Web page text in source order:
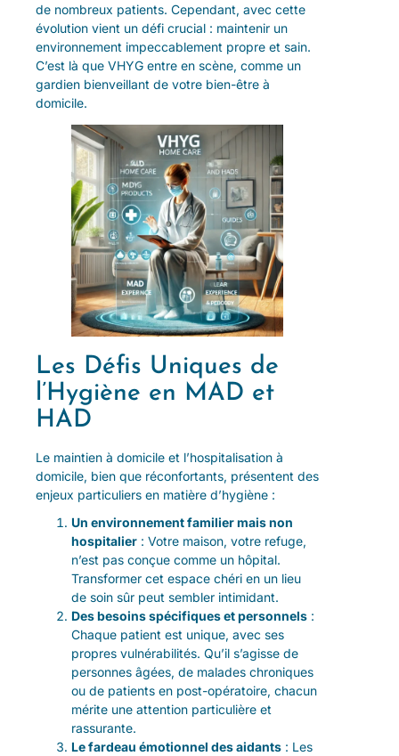
de nombreux patients. Cependant, avec cette
évolution vient un défi crucial : maintenir un
environnement impeccablement propre et sain.
C’est là que VHYG entre en scène, comme un
gardien bienveillant de votre bien-être à
domicile.
Les Défis Uniques de
l’Hygiène en MAD et
HAD
Le maintien à domicile et l’hospitalisation à
domicile, bien que réconfortants, présentent des
enjeux particuliers en matière d’hygiène :
Un environnement familier mais non
hospitalier : Votre maison, votre refuge,
n’est pas conçue comme un hôpital.
Transformer cet espace chéri en un lieu
de soin sûr peut sembler intimidant.
Des besoins spécifiques et personnels :
Chaque patient est unique, avec ses
propres vulnérabilités. Qu’il s’agisse de
personnes âgées, de malades chroniques
ou de patients en post-opératoire, chacun
mérite une attention particulière et
rassurante.
Le fardeau émotionnel des aidants : Les